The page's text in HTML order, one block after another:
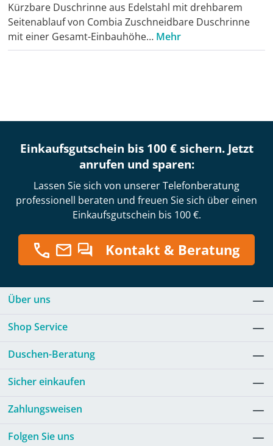
Kürzbare Duschrinne aus Edelstahl mit drehbarem
Seitenablauf von Combia Zuschneidbare Duschrinne
mit einer Gesamt-Einbauhöhe… Mehr
Einkaufsgutschein bis 100 € sichern. Jetzt
anrufen und sparen:
Lassen Sie sich von unserer Telefonberatung
professionell beraten und freuen Sie sich über einen
Einkaufsgutschein bis 100 €.
Kontakt & Beratung
Über uns
Shop Service
Duschen-Beratung
Sicher einkaufen
Zahlungsweisen
Folgen Sie uns